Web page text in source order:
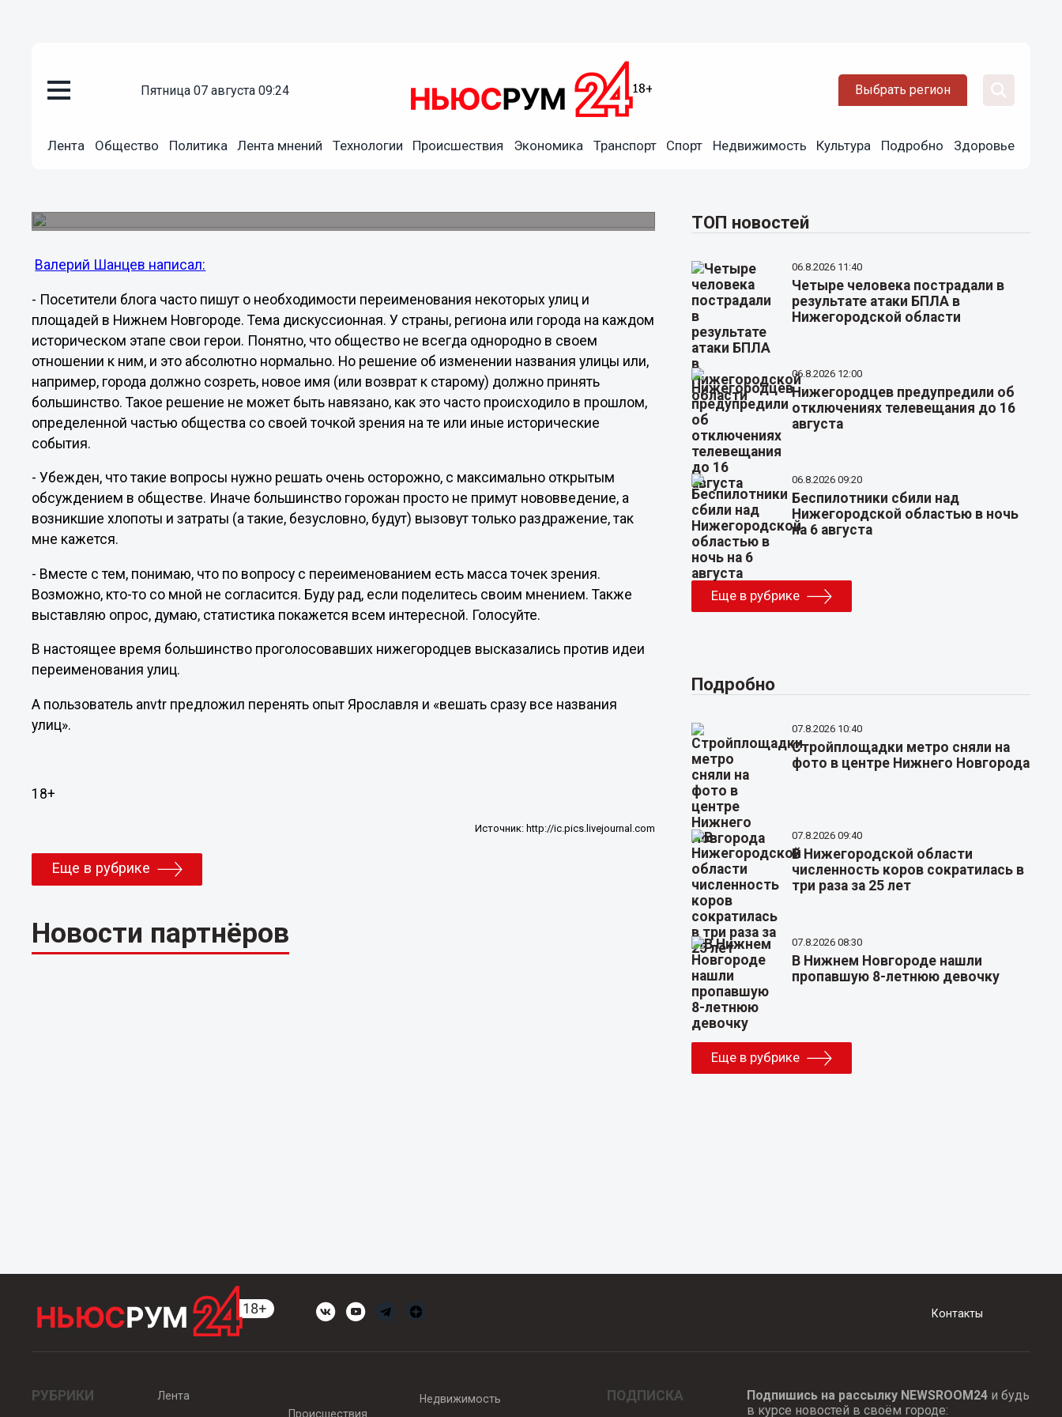
пятница 07 августа 09:24 Выбрать регион
Лента Общество Политика Лента мнений Технологии Происшествия Экономика Транспорт Спорт Недвижимость Культура Подробно Здоровье
Губернатор Валерий Шанцев спросил у нижегородцев:
Валерий Шанцев написал:
- Посетители блога часто пишут о необходимости переименования некоторых улиц и
площадей в Нижнем Новгороде. Тема дискуссионная. У страны, региона или города на каждом
историческом этапе свои герои. Понятно, что общество не всегда однородно в своем
отношении к ним, и это абсолютно нормально. Но решение об изменении названия улицы или,
например, города должно созреть, новое имя (или возврат к старому) должно принять
большинство. Такое решение не может быть навязано, как это часто происходило в прошлом,
определенной частью общества со своей точкой зрения на те или иные исторические
события.
- Убежден, что такие вопросы нужно решать очень осторожно, с максимально открытым
обсуждением в обществе. Иначе большинство горожан просто не примут нововведение, а
возникшие хлопоты и затраты (а такие, безусловно, будут) вызовут только раздражение, так
мне кажется.
- Вместе с тем, понимаю, что по вопросу с переименованием есть масса точек зрения.
Возможно, кто-то со мной не согласится. Буду рад, если поделитесь своим мнением. Также
выставляю опрос, думаю, статистика покажется всем интересной. Голосуйте.
В настоящее время большинство проголосовавших нижегородцев высказались против идеи
переименования улиц.
А пользователь anvtr предложил перенять опыт Ярославля и «вешать сразу все названия
улиц».
18+
Источник: http://ic.pics.livejournal.com
Еще в рубрике
Новости партнёров
ТОП новостей
06.8.2026 11:40
Четыре человека пострадали в
результате атаки БПЛА в
Нижегородской области
06.8.2026 12:00
Нижегородцев предупредили об
отключениях телевещания до 16
августа
06.8.2026 09:20
Беспилотники сбили над
Нижегородской областью в ночь
на 6 августа
Еще в рубрике
Подробно
07.8.2026 10:40
Стройплощадки метро сняли на
фото в центре Нижнего Новгорода
07.8.2026 09:40
В Нижегородской области
численность коров сократилась в
три раза за 25 лет
07.8.2026 08:30
В Нижнем Новгороде нашли
пропавшую 8-летнюю девочку
Еще в рубрике
Контакты
РУБРИКИ
Лента
Происшествия
Недвижимость ПОДПИСКА Подпишись на рассылку NEWSROOM24и будь
в курсе новостей в своём городе: